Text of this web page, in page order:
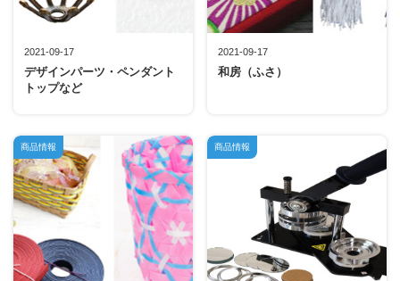
2021-09-17
デザインパーツ・ペンダント
トップなど
2021-09-17
和房（ふさ）
商品情報 商品情報